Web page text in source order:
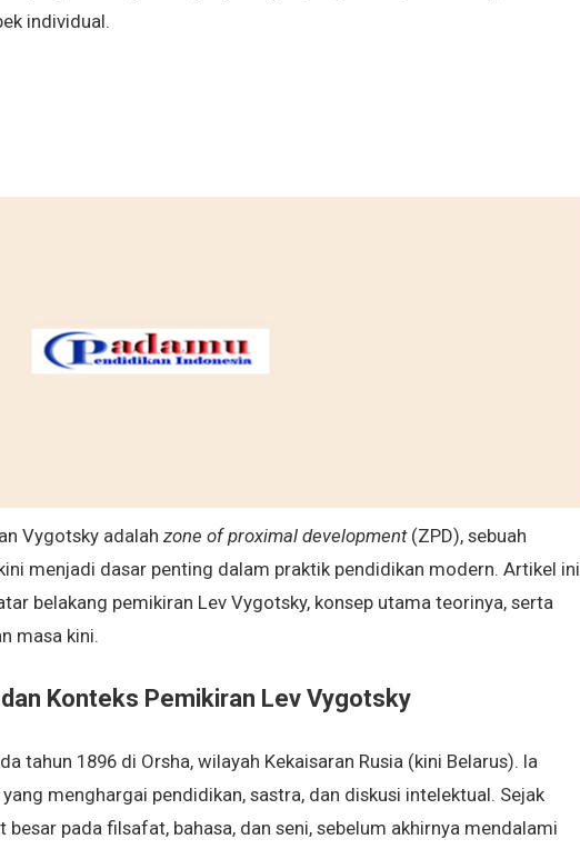
individual.
Vygotsky adalah zone of proximal development(ZPD), sebuah
menjadi dasar penting dalam praktik pendidikan modern. Artikel ini
belakang pemikiran Lev Vygotsky, konsep utama teorinya, serta
masa kini.
Konteks Pemikiran Lev Vygotsky
tahun 1896 di Orsha, wilayah Kekaisaran Rusia (kini Belarus). Ia
menghargai pendidikan, sastra, dan diskusi intelektual. Sejak
pada filsafat, bahasa, dan seni, sebelum akhirnya mendalami